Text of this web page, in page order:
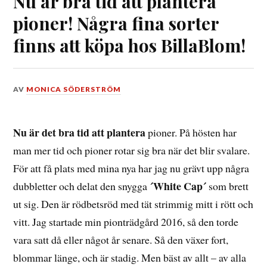
pioner! Några fina sorter
finns att köpa hos BillaBlom!
DEN
2023
AV MONICA SÖDERSTRÖM
Nu är det bra tid att planterapioner. På hösten har
man mer tid och pioner rotar sig bra när det blir svalare.
För att få plats med mina nya har jag nu grävt upp några
dubbletter och delat den snygga ´White Cap´ som brett
ut sig. Den är rödbetsröd med tät strimmig mitt i rött och
vitt. Jag startade min pionträdgård 2016, så den torde
vara satt då eller något år senare. Så den växer fort,
blommar länge, och är stadig. Men bäst av allt – av alla